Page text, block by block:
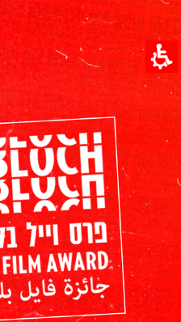
תחילתו
של
דף
אינטרנט,
לחץ
אנטר
כדי
תוכן
מרכזי